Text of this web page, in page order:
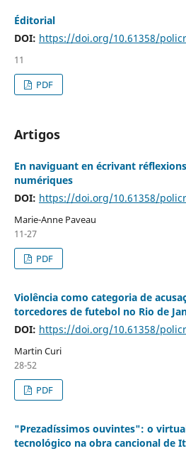
Éditorial
DOI: https://doi.org/10.61358/
11
PDF
Artigos
En naviguant en écrivant
numériques
DOI: https://doi.org/10.61358/
Marie-Anne Paveau
11-27
PDF
Violência como categoria de
torcedores de futebol no Rio de
DOI: https://doi.org/10.61358/
Martin Curi
28-52
PDF
"Prezadíssimos ouvintes": o
tecnológico na obra cancional de